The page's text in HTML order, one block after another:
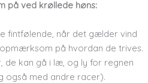
på ved krøllede høns:
fintfølende, når det gælder vind
på hvordan de trives.
de kan gå i læ, og ly for regnen
også med andre racer).